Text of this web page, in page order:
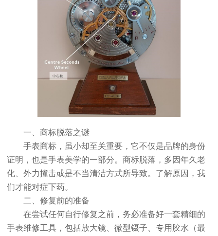
一、商标脱落之谜
手表商标，虽小却至关重要，它不仅是品牌的身份
证明，也是手表美学的一部分。商标脱落，多因年久老
化、外力撞击或是不当清洁方式所导致。了解原因，我
们才能对症下药。
二、修复前的准备
在尝试任何自行修复之前，务必准备好一套精细的
手表维修工具，包括放大镜、微型镊子、专用胶水（最